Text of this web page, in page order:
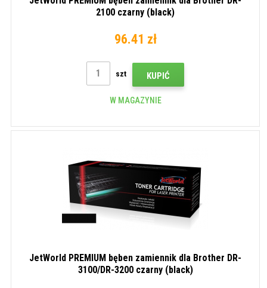
2100 czarny (black)
96.41 zł
szt KUPIĆ
W MAGAZYNIE
JetWorld PREMIUM bęben zamiennik dla Brother DR-
3100/DR-3200 czarny (black)